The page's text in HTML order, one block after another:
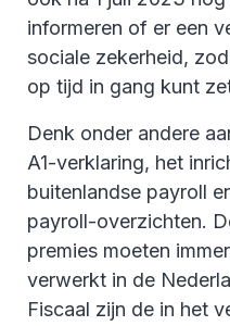
informeren of er een
sociale zekerheid,
op tijd in gang kunt
Denk onder andere
A1-verklaring, het
buitenlandse payroll
payroll-overzichten.
premies moeten
verwerkt in de
Fiscaal zijn de in het